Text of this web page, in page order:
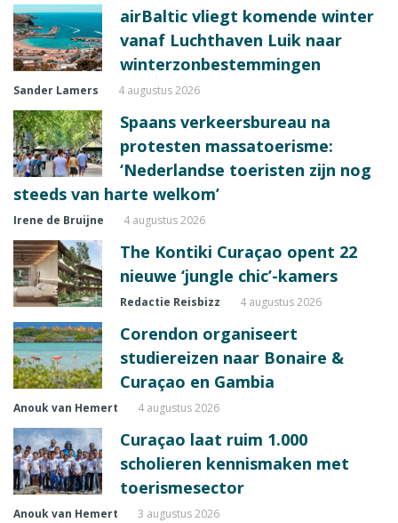
airBaltic vliegt komende winter
vanaf Luchthaven Luik naar
winterzonbestemmingen
Sander Lamers 4 augustus 2026
Spaans verkeersbureau na
protesten massatoerisme:
‘Nederlandse toeristen zijn nog
steeds van harte welkom’
Irene de Bruijne 4 augustus 2026
The Kontiki Curaçao opent 22
nieuwe ‘jungle chic’-kamers
Redactie Reisbizz 4 augustus 2026
Corendon organiseert
studiereizen naar Bonaire &
Curaçao en Gambia
Anouk van Hemert 4 augustus 2026
Curaçao laat ruim 1.000
scholieren kennismaken met
toerismesector
Anouk van Hemert 3 augustus 2026